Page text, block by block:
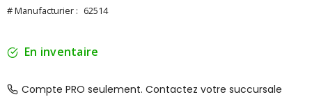
# Manufacturier : 62514
En inventaire
Compte PRO seulement. Contactez votre succursale